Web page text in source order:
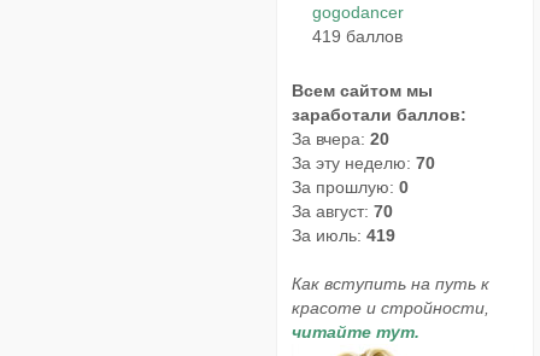
gogodancer
419 баллов
Всем сайтом мы
заработали баллов:
За вчера: 20
За эту неделю: 70
За прошлую: 0
За август: 70
За июль: 419
Как вступить на путь к
красоте и стройности,
читайте тут.